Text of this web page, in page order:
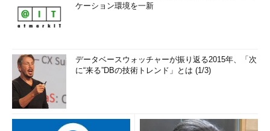
ケーション環境を一新
データベースウォッチャーが振り返る2015年、「次
に“来る”DBの技術トレンド」とは (1/3)